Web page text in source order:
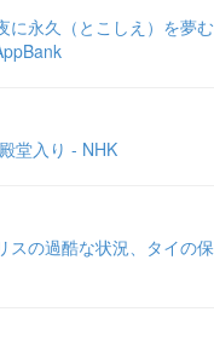
に永久（とこしえ）を夢む
堂入り - NHK
の過酷な状況、タイの保